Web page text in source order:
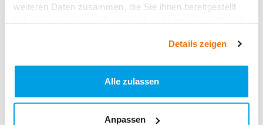
weiteren Daten zusammen, die Sie ihnen bereitgestellt
Details zeigen
Alle zulassen
Anpassen